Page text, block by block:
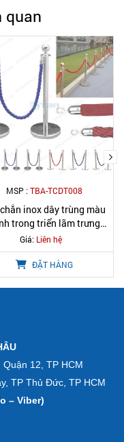
quan
MSP :TBA-TCDT008
inox dây trùng màu
trong triển lãm trưng
bày
Giá: Liên hệ
ĐẶT HÀNG
12, TP HCM
TP Thủ Đức, TP HCM
– Viber)